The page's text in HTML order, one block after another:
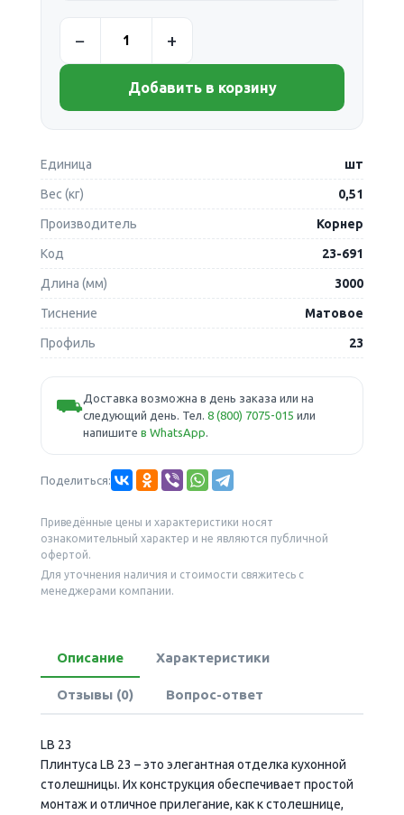
Добавить в корзину
Единица шт
Вес (кг) 0,51
Производитель Корнер
Код 23-691
Длина (мм) 3000
Тиснение Матовое
Профиль 23
⛟Доставка возможна в день заказа или на
следующий день. Тел. 8 (800) 7075-015 или
напишите в WhatsApp.
Поделиться:
Приведённые цены и характеристики носят
ознакомительный характер и не являются публичной
офертой.
Для уточнения наличия и стоимости свяжитесь с
менеджерами компании.
Описание Характеристики
Отзывы (0) Вопрос-ответ
LB 23
Плинтуса LB 23 – это элегантная отделка кухонной
столешницы. Их конструкция обеспечивает простой
монтаж и отличное прилегание, как к столешнице,